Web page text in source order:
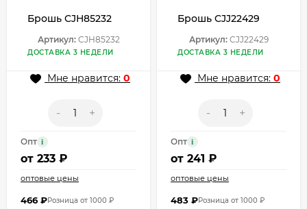
Брошь CJH85232
Артикул:CJH85232
ДОСТАВКА 3 НЕДЕЛИ
Мне нравится: 0
- +
Опт i
от 233 ₽
оптовые цены
466 ₽Розница от 1000 ₽
Брошь CJJ22429
Артикул:CJJ22429
ДОСТАВКА 3 НЕДЕЛИ
Мне нравится: 0
- +
Опт i
от 241 ₽
оптовые цены
483 ₽Розница от 1000 ₽